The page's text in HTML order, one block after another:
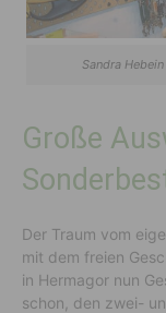
Sandra
Große
Der Traum vom
mit dem freien
in Hermagor nun
schon, den zwei-